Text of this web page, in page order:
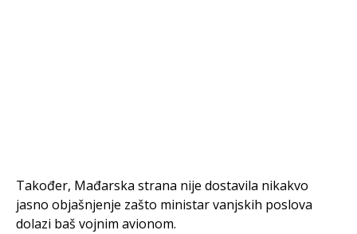
Također, Mađarska strana nije dostavila nikakvo
jasno objašnjenje zašto ministar vanjskih poslova
dolazi baš vojnim avionom.